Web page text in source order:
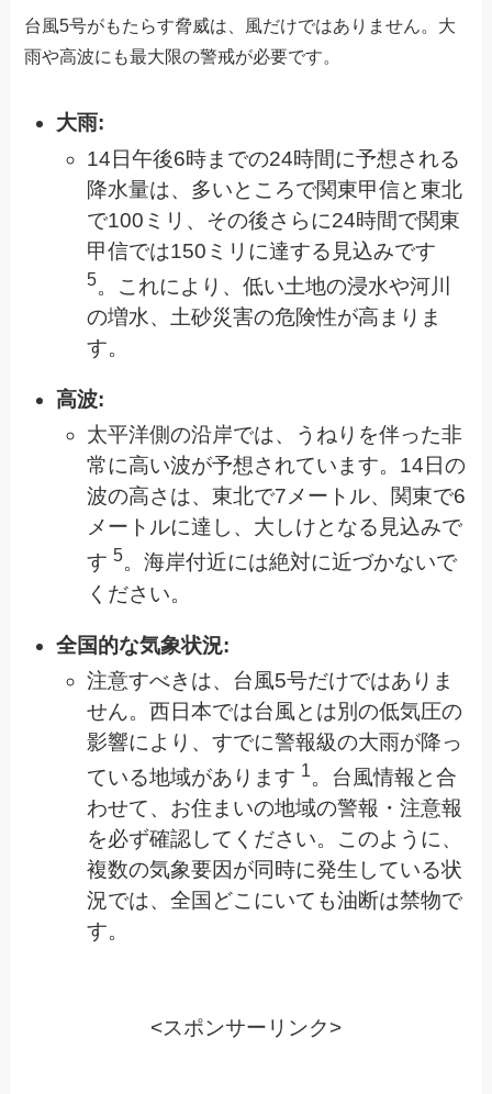
台風5号がもたらす脅威は、風だけではありません。大
雨や高波にも最大限の警戒が必要です。
大雨:
14日午後6時までの24時間に予想される
降水量は、多いところで関東甲信と東北
で100ミリ、その後さらに24時間で関東
甲信では150ミリに達する見込みです
5。これにより、低い土地の浸水や河川
の増水、土砂災害の危険性が高まりま
す。
高波:
太平洋側の沿岸では、うねりを伴った非
常に高い波が予想されています。14日の
波の高さは、東北で7メートル、関東で6
メートルに達し、大しけとなる見込みで
す 5。海岸付近には絶対に近づかないで
ください。
全国的な気象状況:
注意すべきは、台風5号だけではありま
せん。西日本では台風とは別の低気圧の
影響により、すでに警報級の大雨が降っ
ている地域があります 1。台風情報と合
わせて、お住まいの地域の警報・注意報
を必ず確認してください。このように、
複数の気象要因が同時に発生している状
況では、全国どこにいても油断は禁物で
す。
<スポンサーリンク>